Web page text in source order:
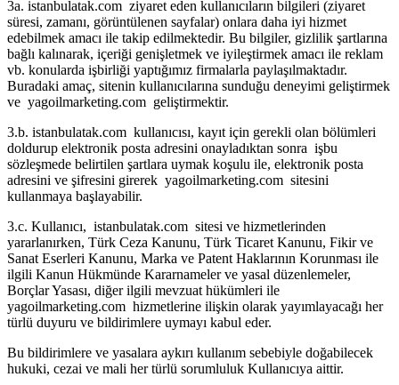
3a. istanbulatak.com ziyaret eden kullanıcıların bilgileri (ziyaret
süresi, zamanı, görüntülenen sayfalar) onlara daha iyi hizmet
edebilmek amacı ile takip edilmektedir. Bu bilgiler, gizlilik şartlarına
bağlı kalınarak, içeriği genişletmek ve iyileştirmek amacı ile reklam
vb. konularda işbirliği yaptığımız firmalarla paylaşılmaktadır.
Buradaki amaç, sitenin kullanıcılarına sunduğu deneyimi geliştirmek
ve yagoilmarketing.com geliştirmektir.
3.b. istanbulatak.com kullanıcısı, kayıt için gerekli olan bölümleri
doldurup elektronik posta adresini onayladıktan sonra işbu
sözleşmede belirtilen şartlara uymak koşulu ile, elektronik posta
adresini ve şifresini girerek yagoilmarketing.com sitesini
kullanmaya başlayabilir.
3.c. Kullanıcı, istanbulatak.com sitesi ve hizmetlerinden
yararlanırken, Türk Ceza Kanunu, Türk Ticaret Kanunu, Fikir ve
Sanat Eserleri Kanunu, Marka ve Patent Haklarının Korunması ile
ilgili Kanun Hükmünde Kararnameler ve yasal düzenlemeler,
Borçlar Yasası, diğer ilgili mevzuat hükümleri ile
yagoilmarketing.com hizmetlerine ilişkin olarak yayımlayacağı her
türlü duyuru ve bildirimlere uymayı kabul eder.
Bu bildirimlere ve yasalara aykırı kullanım sebebiyle doğabilecek
hukuki, cezai ve mali her türlü sorumluluk Kullanıcıya aittir.